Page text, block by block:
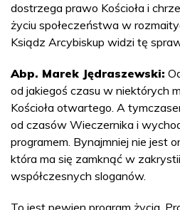
dostrzega prawo Kościoła i
życiu społeczeństwa w
Ksiądz Arcybiskup widzi tę
Abp. Marek Jędraszewski:
od jakiegoś czasu w niektórych
Kościoła otwartego. A
od czasów Wieczernika i
programem. Bynajmniej nie jest
która ma się zamknąć w
współczesnych sloganów.